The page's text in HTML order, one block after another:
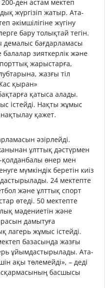
200-ден астам мектеп
жүргізіп жатыр. Ата-
әкімшілігіне жүгіну
бару толықтай тегін.
демалыс бағдарламасы
зияткерлік және
жарыстарға,
жазғы тіл
қыран»
қатыса алады.
істейді. Нақты жұмыс
нақтылау қажет.
әзірлейді.
ұлттық дәстүрмен
қолданбалы өнер мен
мүмкіндік беретін киіз
24 мектепте
және ұлттық спорт
өтеді. 50 мектепте
мәдениетін және
дамытуға
лагерь жұмыс істейді.
базасында жазғы
ұйымдастырылады. Ата-
ақы төлемейді», – деді
басшысы